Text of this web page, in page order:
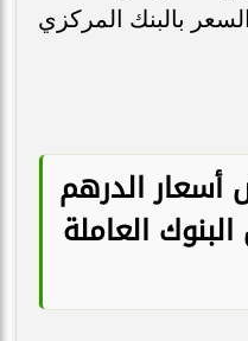
بالبنك المركزي
الدرهم
العاملة